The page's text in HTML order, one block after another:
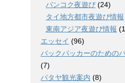
バンコク夜遊び (24)
タイ地方都市夜遊び情報
東南アジア夜遊び情報
エッセイ (96)
バックパッカーのための
(7)
パタヤ観光案内 (8)